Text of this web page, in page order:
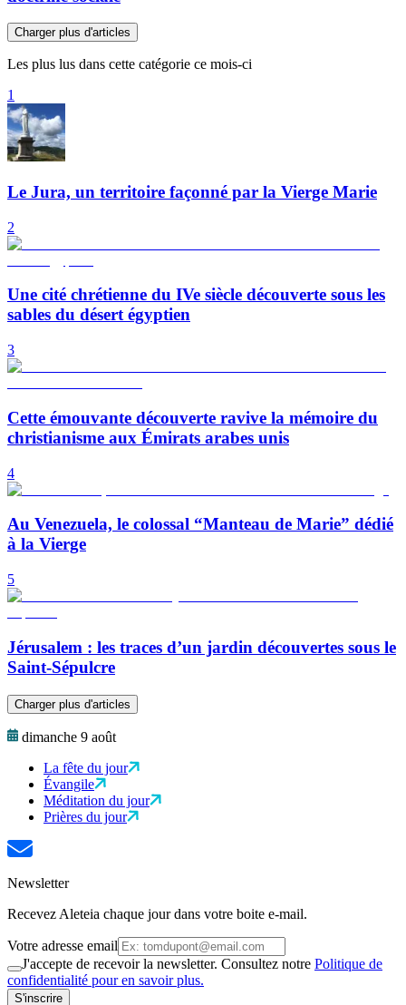
Charger plus d'articles
Les plus lus dans cette catégorie ce mois-ci
1
Le Jura, un territoire façonné par la Vierge Marie
2
Une cité chrétienne du IVe siècle découverte sous les
sables du désert égyptien
3
Cette émouvante découverte ravive la mémoire du
christianisme aux Émirats arabes unis
4
Au Venezuela, le colossal “Manteau de Marie” dédié
à la Vierge
5
Jérusalem : les traces d’un jardin découvertes sous le
Saint-Sépulcre
Charger plus d'articles
dimanche 9 août
La fête du jour
Évangile
Méditation du jour
Prières du jour
Newsletter
Recevez Aleteia chaque jour dans votre boite e-mail.
Votre adresse email
J'accepte de recevoir la newsletter. Consultez notre Politique de
confidentialité pour en savoir plus.
S'inscrire